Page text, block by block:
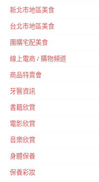
新北市地區美食
台北市地區美食
團購宅配美食
線上電商 / 購物頻道
商品特賣會
牙醫資訊
書籍欣賞
電影欣賞
音樂欣賞
身體保養
保養彩妝